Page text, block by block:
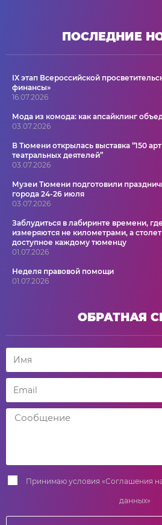
ПОСЛЕДНИЕ
IX этап Всероссийской
финансы»
16.07.2026
Мода из комода: как апсайклинг
03.07.2026
В Тюмени открылась выставка “150
театральных деятелей”
03.07.2026
Музеи Тюмени подготовили
города 24-26 июля
03.07.2026
Заблудиться в лабиринте времени,
измеряются не километрами, а
доступное каждому тюменцу
01.07.2026
Неделя правовой помощи
01.07.2026
ОБРАТНАЯ
Принимаю условия «Соглашения
данных»